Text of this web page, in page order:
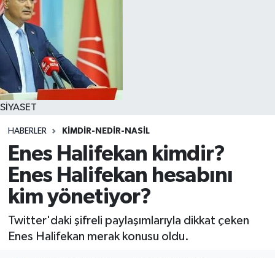
SİYASET
HABERLER KIMDIR-NEDIR-NASIL
Enes Halifekan kimdir?
Enes Halifekan hesabını
kim yönetiyor?
Twitter'daki şifreli paylaşımlarıyla dikkat çeken
Enes Halifekan merak konusu oldu.